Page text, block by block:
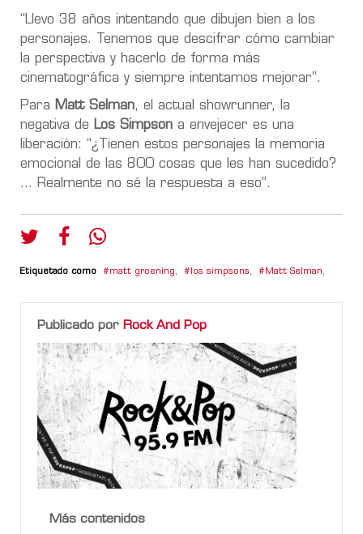
“Llevo 38 años intentando que dibujen bien a los
personajes. Tenemos que descifrar cómo cambiar
la perspectiva y hacerlo de forma más
cinematográfica y siempre intentamos mejorar”.
Para Matt Selman, el actual showrunner, la
negativa de Los Simpson a envejecer es una
liberación: “¿Tienen estos personajes la memoria
emocional de las 800 cosas que les han sucedido?
... Realmente no sé la respuesta a eso”.
Etiquetado como matt groening, los simpsons, Matt Selman,
Publicado por Rock And Pop
Más contenidos